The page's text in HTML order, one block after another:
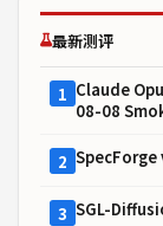
最新测评
1 Claude
08-08
2 SpecForge
3 SGL-